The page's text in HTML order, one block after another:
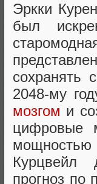
Эркки
был
сохранять
2048-му
мозгом и
цифровые
мощностью
Курцвейл
прогноз по